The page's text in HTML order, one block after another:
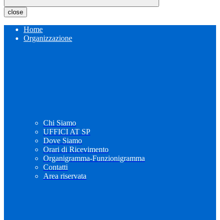
close
Home
Organizzazione
Chi Siamo
UFFICI AT SP
Dove Siamo
Orari di Ricevimento
Organigramma-Funzionigramma
Contatti
Area riservata